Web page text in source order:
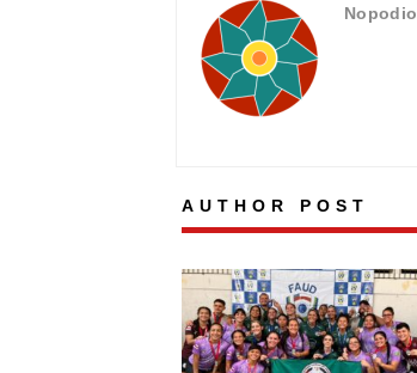
Nopodio
AUTHOR POST